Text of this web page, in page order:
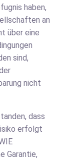
haben,
an
über eine
sind,
nicht
dass
erfolgt
Garantie,